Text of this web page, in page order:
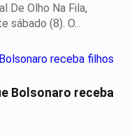
De Olho Na Fila,
(8). O...
Bolsonaro receba